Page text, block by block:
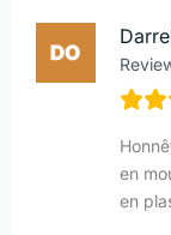
en
en